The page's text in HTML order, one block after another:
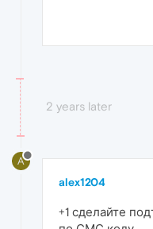
2 years later
A
alex1204
+1 сделайте